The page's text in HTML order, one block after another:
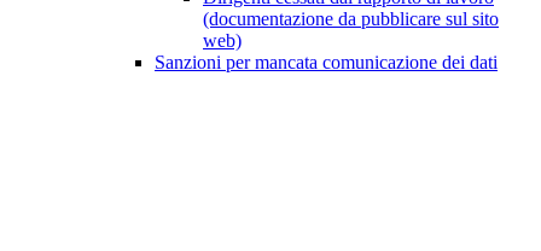
(documentazione da pubblicare sul sito
web)
Sanzioni per mancata comunicazione dei dati